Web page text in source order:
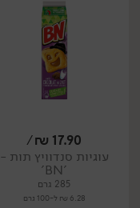
17.90
₪
/
עוגיות סנדוויץ תות -
'BN'
285 גרם
6.28 ₪ ל-100 גרם